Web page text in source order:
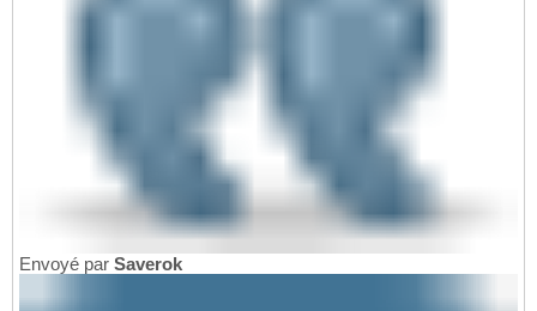
Envoyé par Saverok